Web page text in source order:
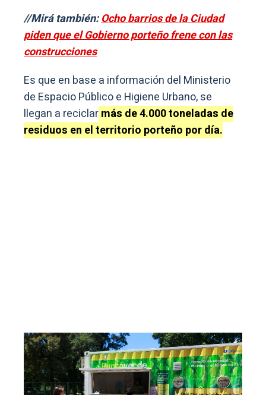
//Mirá también:Ocho barrios de la Ciudad
piden que el Gobierno porteño frene con las
construcciones
Es que en base a información del Ministerio
de Espacio Público e Higiene Urbano, se
llegan a reciclarmás de 4.000 toneladas de
residuos en el territorio porteño por día.